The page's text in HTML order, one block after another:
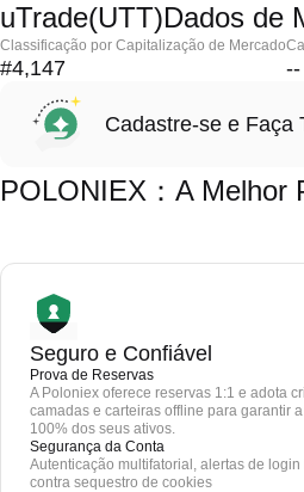
uTrade(UTT)Dados de
Classificação por Capitalização de Mercado
#4,147 --
Cadastre-se e Faça
POLONIEX：A Melhor
Seguro e Confiável
Prova de Reservas
A Poloniex oferece reservas 1:1 e adota
camadas e carteiras offline para garantir
100% dos seus ativos.
Segurança da Conta
Autenticação multifatorial, alertas de
contra sequestro de cookies